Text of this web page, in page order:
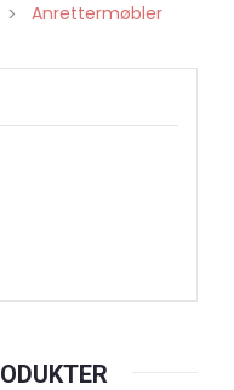
Anrettermøbler